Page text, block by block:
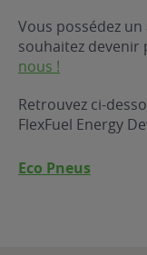
?
Vous possédez
souhaitez devenir
nous !
Retrouvez ci-
FlexFuel Energy
Eco Pneus